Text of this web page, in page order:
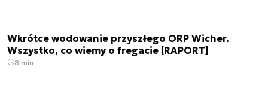
Wkrótce wodowanie przyszłego ORP Wicher.
Wszystko, co wiemy o fregacie [RAPORT]
8 min.